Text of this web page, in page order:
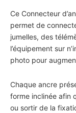
Ce Connecteur
permet de
jumelles, des
l’équipement sur
photo pour
Chaque ancre
forme inclinée afin
ou sortir de la